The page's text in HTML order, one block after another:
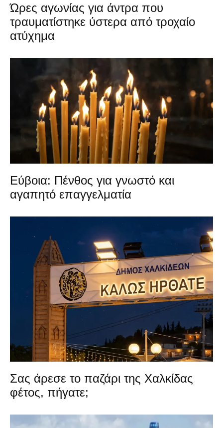
Ώρες αγωνίας για άντρα που
τραυματίστηκε ύστερα από τροχαίο
ατύχημα
Εύβοια: Πένθος για γνωστό και
αγαπητό επαγγελματία
Σας άρεσε το παζάρι της Χαλκίδας
φέτος, πήγατε;